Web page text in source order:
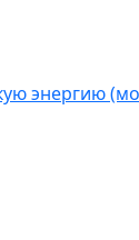
энергию